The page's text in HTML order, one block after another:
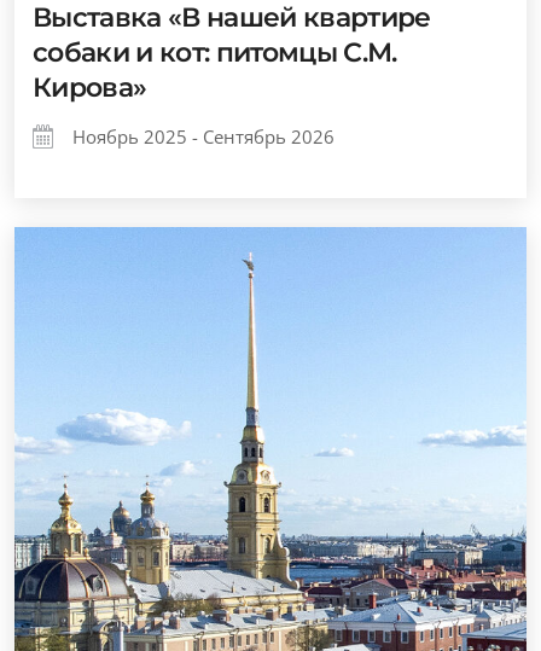
Выставка «В нашей квартире
собаки и кот: питомцы С.М.
Кирова»
Ноябрь 2025 - Сентябрь 2026